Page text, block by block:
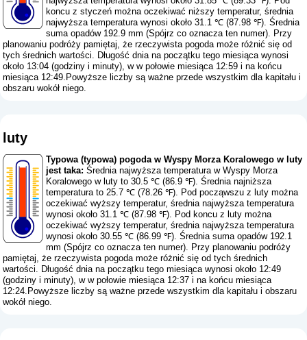
koncu z styczeń można oczekiwać niższy temperatur, średnia
najwyższa temperatura wynosi około 31.1 ℃ (87.98 ℉). Średnia
suma opadów 192.9 mm (Spójrz co oznacza ten numer). Przy
planowaniu podróży pamiętaj, że rzeczywista pogoda może różnić się od
tych średnich wartości. Długość dnia na początku tego miesiąca wynosi
około 13:04 (godziny i minuty), w w połowie miesiąca 12:59 i na końcu
miesiąca 12:49.Powyższe liczby są ważne przede wszystkim dla kapitału i
obszaru wokół niego.
luty
Typowa (typowa) pogoda w Wyspy Morza Koralowego w luty
jest taka: Średnia najwyższa temperatura w Wyspy Morza
Koralowego w luty to 30.5 ℃ (86.9 ℉). Średnia najniższa
temperatura to 25.7 ℃ (78.26 ℉). Pod począwszu z luty można
oczekiwać wyższy temperatur, średnia najwyższa temperatura
wynosi około 31.1 ℃ (87.98 ℉). Pod koncu z luty można
oczekiwać wyższy temperatur, średnia najwyższa temperatura
wynosi około 30.55 ℃ (86.99 ℉). Średnia suma opadów 192.1
mm (Spójrz co oznacza ten numer). Przy planowaniu podróży
pamiętaj, że rzeczywista pogoda może różnić się od tych średnich
wartości. Długość dnia na początku tego miesiąca wynosi około 12:49
(godziny i minuty), w w połowie miesiąca 12:37 i na końcu miesiąca
12:24.Powyższe liczby są ważne przede wszystkim dla kapitału i obszaru
wokół niego.